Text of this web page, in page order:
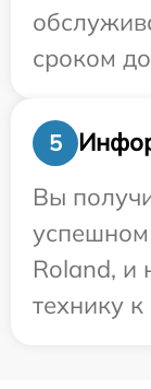
сроком
5
Вы
успешном
Roland, и
технику